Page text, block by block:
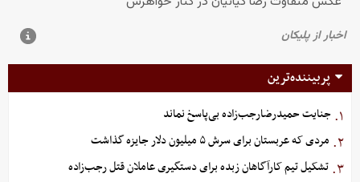
پربیننده‌ترین
۱. جنایت حمیدرضارجب‌زاده بی‌پاسخ نماند
۲. مردی که عربستان برای سرش ۵ میلیون دلار جایزه گذاشت
۳. تشکیل تیم کارآگاهان زبده برای دستگیری عاملان قتل رجب‌زاده